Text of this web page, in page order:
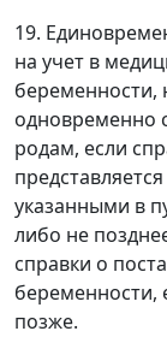
19.
на учет в
беременности,
одновременно
родам, если
указанными в
либо не
справки о
беременности,
позже.